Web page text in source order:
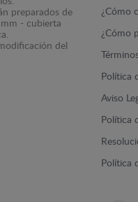
preparados de
- cubierta
del
¿Cómo
¿Cómo
Política
Aviso
Política
Política